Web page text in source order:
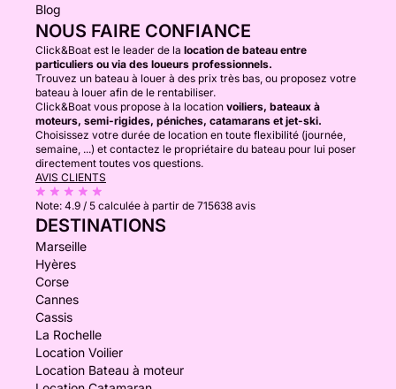
Blog
NOUS FAIRE CONFIANCE
Click&Boat est le leader de la location de bateau entre
particuliers ou via des loueurs professionnels.
Trouvez un bateau à louer à des prix très bas, ou proposez votre
bateau à louer afin de le rentabiliser.
Click&Boat vous propose à la location voiliers, bateaux à
moteurs, semi-rigides, péniches, catamarans et jet-ski.
Choisissez votre durée de location en toute flexibilité (journée,
semaine, ...) et contactez le propriétaire du bateau pour lui poser
directement toutes vos questions.
AVIS CLIENTS
Note: 4.9 / 5 calculée à partir de 715638 avis
DESTINATIONS
Marseille
Hyères
Corse
Cannes
Cassis
La Rochelle
Location Voilier
Location Bateau à moteur